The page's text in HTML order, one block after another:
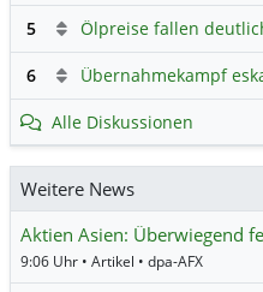
5
6
Alle Diskussionen
Weitere News
Aktien Asien: Überwiegend
9:06 Uhr • Artikel • dpa-AFX